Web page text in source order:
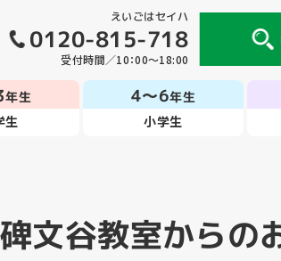
えいごはセイハ
0120-815-718
受付時間／10：00～18:00
年生
生
4～6年生
小学生
文谷教室からの